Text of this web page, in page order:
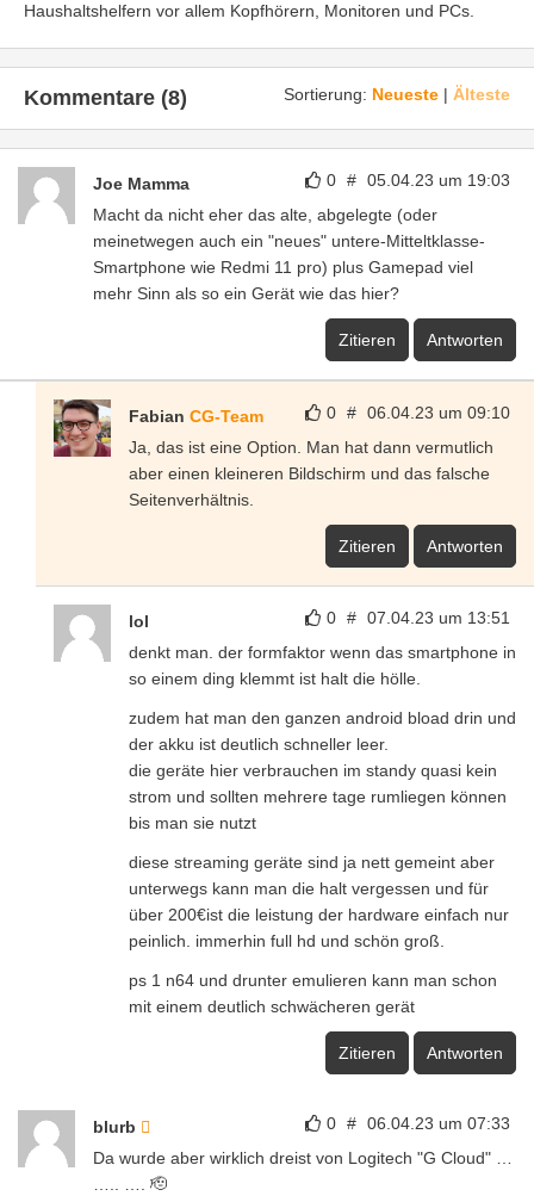
Haushaltshelfern vor allem Kopfhörern, Monitoren und PCs.
Sortierung: Neueste | Älteste
Kommentare (8)
0 # 05.04.23 um 19:03
Joe Mamma
Macht da nicht eher das alte, abgelegte (oder
meinetwegen auch ein "neues" untere-Mitteltklasse-
Smartphone wie Redmi 11 pro) plus Gamepad viel
mehr Sinn als so ein Gerät wie das hier?
Zitieren Antworten
0 # 06.04.23 um 09:10
Fabian CG-Team
Ja, das ist eine Option. Man hat dann vermutlich
aber einen kleineren Bildschirm und das falsche
Seitenverhältnis.
Zitieren Antworten
0 # 07.04.23 um 13:51
lol
denkt man. der formfaktor wenn das smartphone in
so einem ding klemmt ist halt die hölle.
zudem hat man den ganzen android bload drin und
der akku ist deutlich schneller leer.
die geräte hier verbrauchen im standy quasi kein
strom und sollten mehrere tage rumliegen können
bis man sie nutzt
diese streaming geräte sind ja nett gemeint aber
unterwegs kann man die halt vergessen und für
über 200€ist die leistung der hardware einfach nur
peinlich. immerhin full hd und schön groß.
ps 1 n64 und drunter emulieren kann man schon
mit einem deutlich schwächeren gerät
Zitieren Antworten
0 # 06.04.23 um 07:33
blurb
Da wurde aber wirklich dreist von Logitech "G Cloud" …
….. …. 🫡